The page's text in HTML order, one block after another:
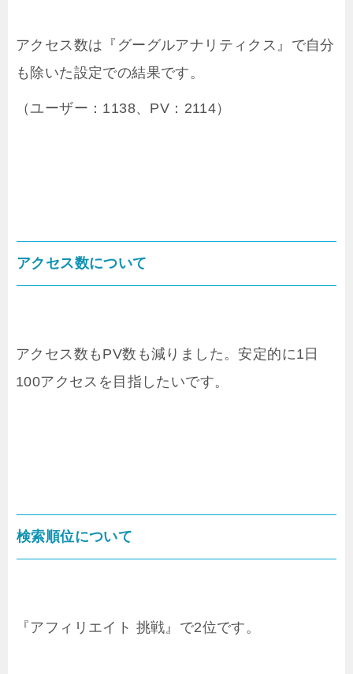
アクセス数は『グーグルアナリティクス』で自分
も除いた設定での結果です。
（ユーザー：1138、PV：2114）
アクセス数について
アクセス数もPV数も減りました。安定的に1日
100アクセスを目指したいです。
検索順位について
『アフィリエイト 挑戦』で2位です。